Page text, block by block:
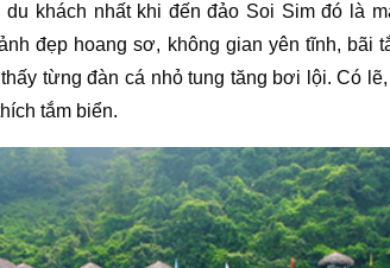
khách nhất khi đến đảo Soi Sim đó là
đẹp hoang sơ, không gian yên tĩnh, bãi
từng đàn cá nhỏ tung tăng bơi lội. Có
tắm biển.